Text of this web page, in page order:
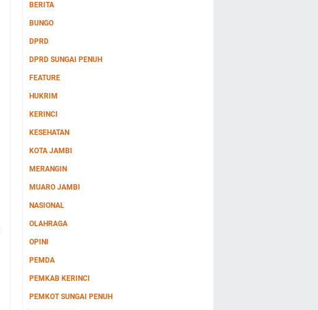
BERITA
BUNGO
DPRD
DPRD SUNGAI PENUH
FEATURE
HUKRIM
KERINCI
KESEHATAN
KOTA JAMBI
MERANGIN
MUARO JAMBI
NASIONAL
OLAHRAGA
OPINI
PEMDA
PEMKAB KERINCI
PEMKOT SUNGAI PENUH